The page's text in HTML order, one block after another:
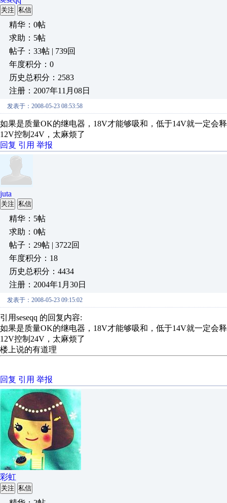
关注 私信
精华：0帖
求助：5帖
帖子：33帖 | 739回
年度积分：0
历史总积分：2583
注册：2007年11月08日
发表于：2008-05-23 08:53:58
如果是质量OK的继电器，18V才能够吸和，低于14V就一定会
12V控制24V，太麻烦了
回复 引用 举报
juta
关注 私信
精华：5帖
求助：0帖
帖子：29帖 | 3722回
年度积分：18
历史总积分：4434
注册：2004年1月30日
发表于：2008-05-23 09:15:02
引用seseqq 的回复内容:
如果是质量OK的继电器，18V才能够吸和，低于14V就一定会
12V控制24V，太麻烦了
楼上说的有道理
回复 引用 举报
彩虹
关注 私信